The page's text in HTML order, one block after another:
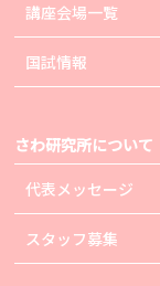
講座会場一覧
国試情報
さわ研究所について
代表メッセージ
スタッフ募集